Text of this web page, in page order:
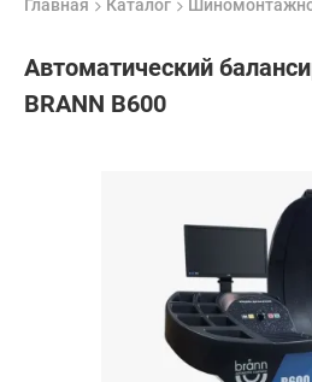
Главная Каталог
Автоматический
BRANN B600
от 2 дней